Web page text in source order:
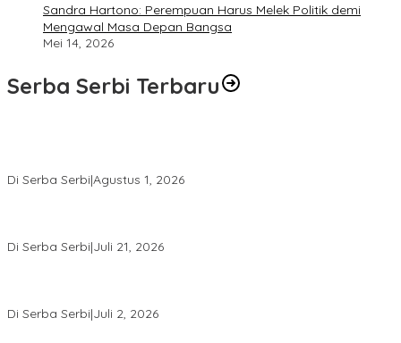
Sandra Hartono: Perempuan Harus Melek Politik demi
Mengawal Masa Depan Bangsa
Mei 14, 2026
Serba Serbi Terbaru
Di Serba Serbi|Agustus 1, 2026
Di Serba Serbi|Juli 21, 2026
Di Serba Serbi|Juli 2, 2026